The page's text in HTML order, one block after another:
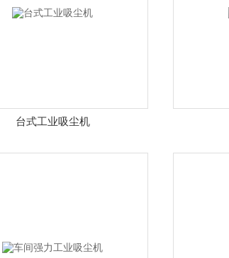
台式工业吸尘机